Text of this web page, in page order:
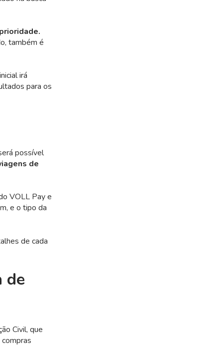
também é
irá
para os
possível
de
VOLL Pay e
e o tipo da
de cada
de
Civil, que